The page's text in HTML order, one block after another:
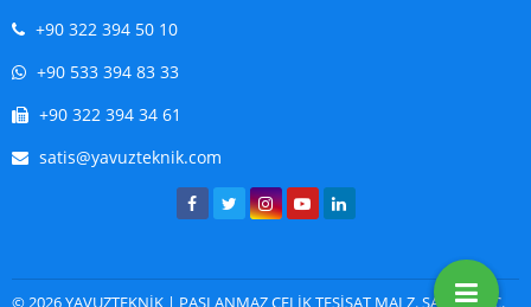
+90 322 394 50 10
+90 533 394 83 33
+90 322 394 34 61
satis@yavuzteknik.com